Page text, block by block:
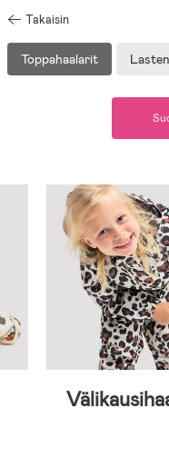
Takaisin
Toppahaalarit